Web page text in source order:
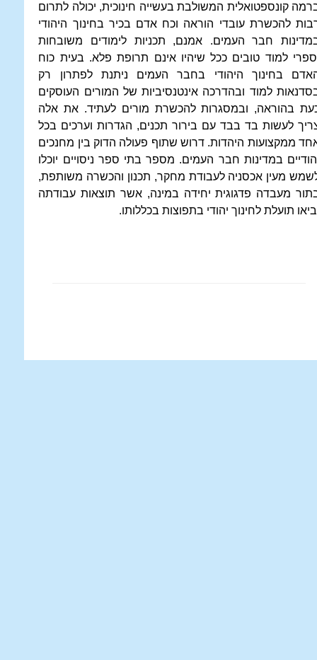
קונספטואלית המשולבת בעשייה חינוכית, יכולה לתרום
להכשרת עובדי הוראה וכח אדם בכיר בחינוך היהודי
חבר העמים. אמנם, תכניות לימודים משובחות
למוד טובים ככל שיהיו אינם תרופת פלא. בעית כוח
בחינוך היהודי בחבר העמים ניתנת לפתרון רק
למוד ובהדרכה אינטנסיביות של המורים העוסקים
בהוראה, ובמסגרות להכשרת מורים לעתיד. את אלה
לעשות בד בבד עם בירור תכנים, הגדרות וערכים בכל
ממקצועות היהדות. דרוש שתוף פעולה הדוק בין מחנכים
במדינות חבר העמים. מספר בתי ספר ניסויים יוכלו
מעין אכסניה לעבודת מחקר, תכנון והכשרה משותפת,
מעבדה פדגוגית יחידה במינה, אשר תוצאות עבודתה
תועלת לחינוך יהודי בתפוצות בכללותו.